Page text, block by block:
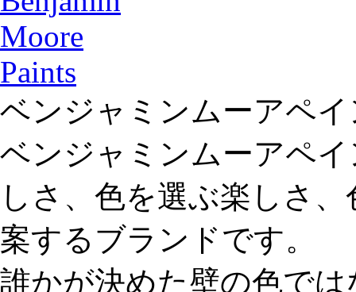
ベンジャミンムーアペ
ベンジャミンムーアペ
しさ、色を選ぶ楽しさ
案するブランドです。
誰かが決めた壁の色で